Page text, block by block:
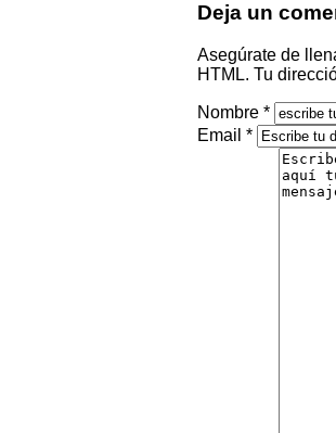
Deja un
Asegúrate de
HTML. Tu
Nombre *
Email *